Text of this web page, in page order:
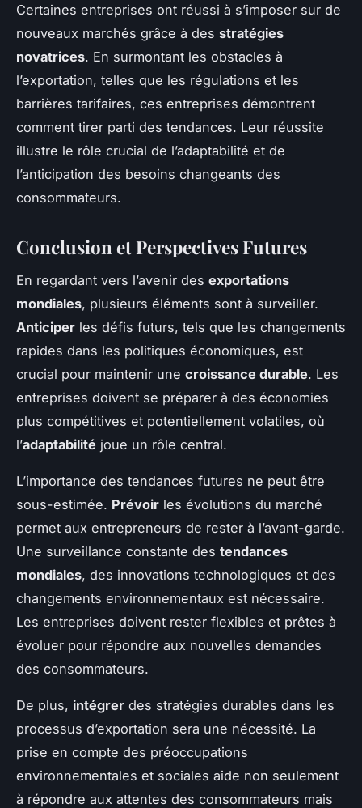
Certaines entreprises ont réussi à s’imposer sur de
nouveaux marchés grâce à des stratégies
novatrices. En surmontant les obstacles à
l’exportation, telles que les régulations et les
barrières tarifaires, ces entreprises démontrent
comment tirer parti des tendances. Leur réussite
illustre le rôle crucial de l’adaptabilité et de
l’anticipation des besoins changeants des
consommateurs.
Conclusion et Perspectives Futures
En regardant vers l’avenir des exportations
mondiales, plusieurs éléments sont à surveiller.
Anticiper les défis futurs, tels que les changements
rapides dans les politiques économiques, est
crucial pour maintenir une croissance durable. Les
entreprises doivent se préparer à des économies
plus compétitives et potentiellement volatiles, où
l’adaptabilité joue un rôle central.
L’importance des tendances futures ne peut être
sous-estimée. Prévoir les évolutions du marché
permet aux entrepreneurs de rester à l’avant-garde.
Une surveillance constante des tendances
mondiales, des innovations technologiques et des
changements environnementaux est nécessaire.
Les entreprises doivent rester flexibles et prêtes à
évoluer pour répondre aux nouvelles demandes
des consommateurs.
De plus, intégrer des stratégies durables dans les
processus d’exportation sera une nécessité. La
prise en compte des préoccupations
environnementales et sociales aide non seulement
à répondre aux attentes des consommateurs mais